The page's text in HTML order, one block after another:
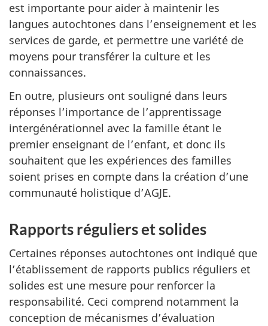
est importante pour aider à maintenir les
langues autochtones dans l’enseignement et les
services de garde, et permettre une variété de
moyens pour transférer la culture et les
connaissances.
En outre, plusieurs ont souligné dans leurs
réponses l’importance de l’apprentissage
intergénérationnel avec la famille étant le
premier enseignant de l’enfant, et donc ils
souhaitent que les expériences des familles
soient prises en compte dans la création d’une
communauté holistique d’AGJE.
Rapports réguliers et solides
Certaines réponses autochtones ont indiqué que
l’établissement de rapports publics réguliers et
solides est une mesure pour renforcer la
responsabilité. Ceci comprend notamment la
conception de mécanismes d’évaluation